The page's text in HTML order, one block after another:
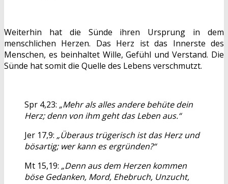
Weiterhin hat die Sünde ihren Ursprung in dem
menschlichen Herzen. Das Herz ist das Innerste des
Menschen, es beinhaltet Wille, Gefühl und Verstand. Die
Sünde hat somit die Quelle des Lebens verschmutzt.
Spr 4,23: „Mehr als alles andere behüte dein
Herz; denn von ihm geht das Leben aus.“
Jer 17,9: „Überaus trügerisch ist das Herz und
bösartig; wer kann es ergründen?“
Mt 15,19: „Denn aus dem Herzen kommen
böse Gedanken, Mord, Ehebruch, Unzucht,